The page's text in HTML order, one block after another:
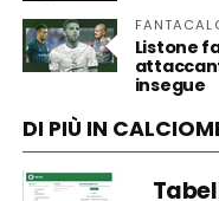
Listone
insegue
DI PIÙ IN